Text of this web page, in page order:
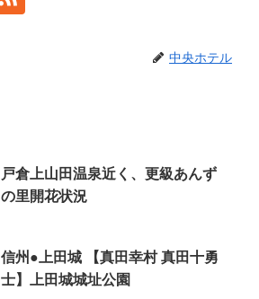
中央ホテル
戸倉上山田温泉近く、更級あんず
の里開花状況
信州●上田城 【真田幸村 真田十勇
士】上田城城址公園